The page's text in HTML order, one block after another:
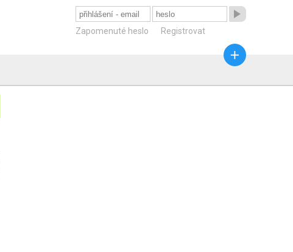

Zapomenuté heslo Registrovat
